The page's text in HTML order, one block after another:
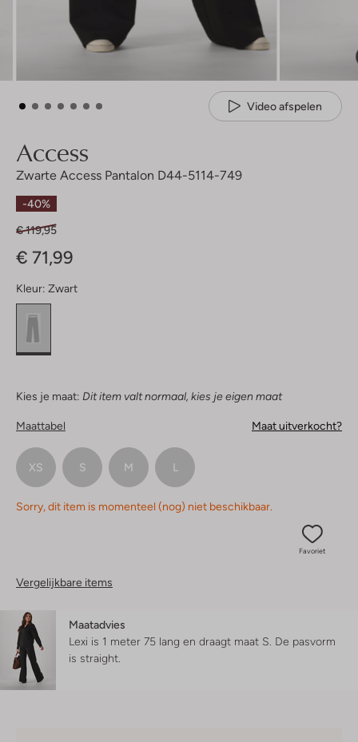
Video afspelen
Access
Zwarte Access Pantalon D44-5114-749
-40%
€ 119,95
€ 71,99
Kleur: Zwart
Kies je maat: Dit item valt normaal, kies je eigen maat
Maattabel Maat uitverkocht?
XS S M L
Sorry, dit item is momenteel (nog) niet beschikbaar.
Favoriet
Vergelijkbare items
Maatadvies
Lexi is 1 meter 75 lang en draagt maat S. De pasvorm
is straight